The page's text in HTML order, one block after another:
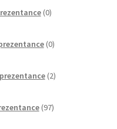
0izdelkov
0izdelkov
2izdelka
97izdelkov